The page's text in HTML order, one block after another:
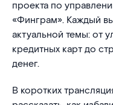
проекта по
«Финграм». Каждый
актуальной темы: от
кредитных карт до
денег.
В коротких